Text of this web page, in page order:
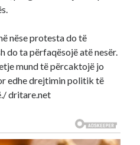
nëse protesta do të
do ta përfaqësojë atë nesër.
mund të përcaktojë jo
edhe drejtimin politik të
dritare.net